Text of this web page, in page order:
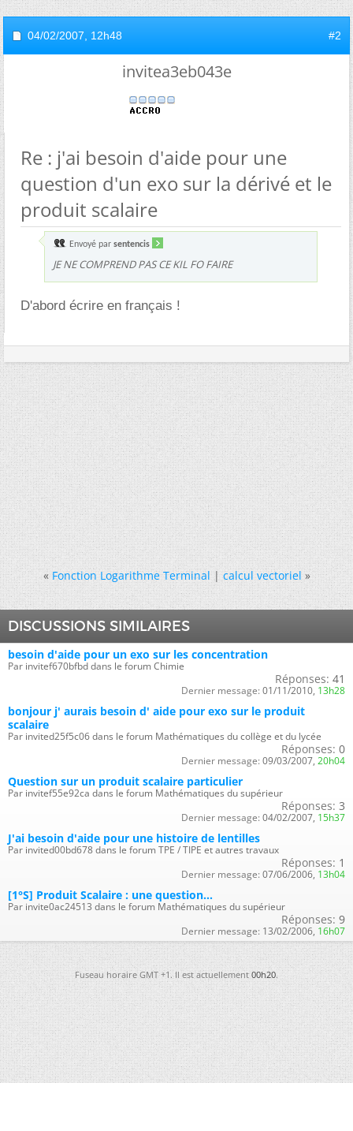
04/02/2007, 12h48 #2
invitea3eb043e
Re : j'ai besoin d'aide pour une
question d'un exo sur la dérivé et le
produit scalaire
Envoyé par sentencis
JE NE COMPREND PAS CE KIL FO FAIRE
D'abord écrire en français !
« Fonction Logarithme Terminal|calcul vectoriel »
DISCUSSIONS SIMILAIRES
besoin d'aide pour un exo sur les concentration
Par invitef670bfbd dans le forum Chimie
Réponses: 41
Dernier message: 01/11/2010, 13h28
bonjour j' aurais besoin d' aide pour exo sur le produit
scalaire
Par invited25f5c06 dans le forum Mathématiques du collège et du lycée
Réponses: 0
Dernier message: 09/03/2007, 20h04
Question sur un produit scalaire particulier
Par invitef55e92ca dans le forum Mathématiques du supérieur
Réponses: 3
Dernier message: 04/02/2007, 15h37
J'ai besoin d'aide pour une histoire de lentilles
Par invited00bd678 dans le forum TPE / TIPE et autres travaux
Réponses: 1
Dernier message: 07/06/2006, 13h04
[1°S] Produit Scalaire : une question...
Par invite0ac24513 dans le forum Mathématiques du supérieur
Réponses: 9
Dernier message: 13/02/2006, 16h07
Fuseau horaire GMT +1. Il est actuellement00h20.